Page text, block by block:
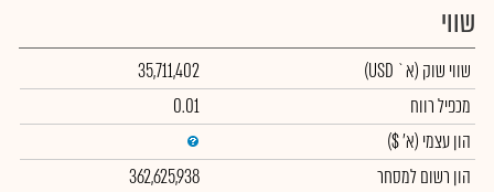
שווי
שווי שוק (א` USD)
35,711,402
מכפיל רווח
0.01
הון עצמי (א' $)
הון רשום למסחר
362,625,938